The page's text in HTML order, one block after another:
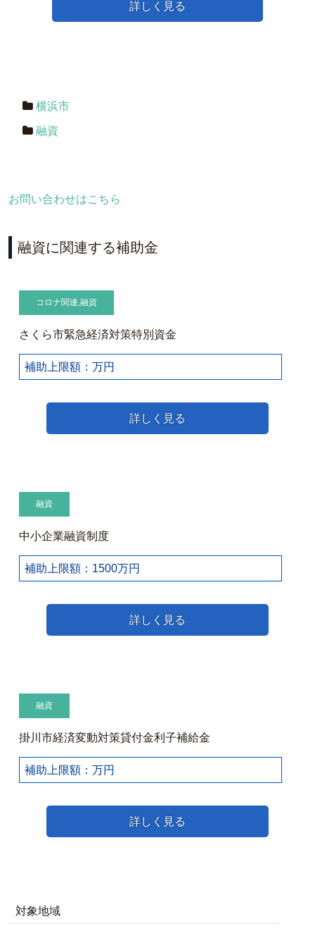
詳しく見る
横浜市
融資
お問い合わせはこちら
融資に関連する補助金
コロナ関連,融資
さくら市緊急経済対策特別資金
補助上限額：万円
詳しく見る
融資
中小企業融資制度
補助上限額：1500万円
詳しく見る
融資
掛川市経済変動対策貸付金利子補給金
補助上限額：万円
詳しく見る
対象地域